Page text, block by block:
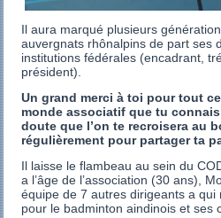
Il aura marqué plusieurs
auvergnats rhônalpins de part ses
institutions fédérales (encadrant,
président).
Un grand merci à toi pour tout
monde associatif que tu
doute que l’on te recroisera au
régulièrement pour partager ta
Il laisse le flambeau au sein du
a l’âge de l’association (30 ans),
équipe de 7 autres dirigeants a
pour le badminton aindinois et ses